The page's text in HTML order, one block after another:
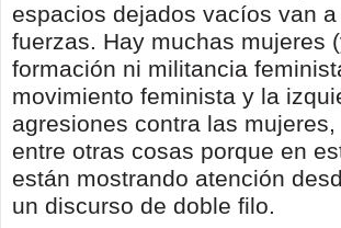
espacios dejados vacíos van
fuerzas. Hay muchas mujeres
formación ni militancia
movimiento feminista y la
agresiones contra las
entre otras cosas porque en
están mostrando atención
un discurso de doble filo.